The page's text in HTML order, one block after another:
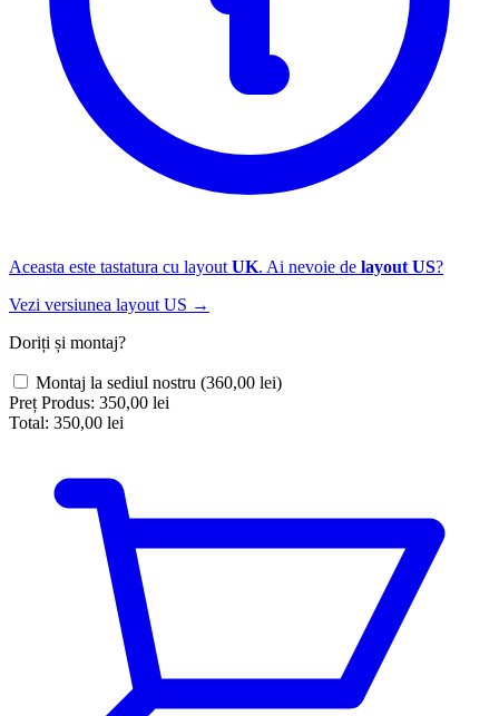
Aceasta este tastatura cu layout UK. Ai nevoie de layout US?
Vezi versiunea layout US →
Doriți și montaj?
Montaj la sediul nostru (360,00 lei)
Preț Produs: 350,00 lei
Total: 350,00 lei